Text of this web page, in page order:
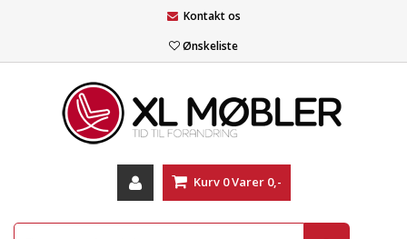
Kontakt os
Ønskeliste
Kurv 0Varer 0,-